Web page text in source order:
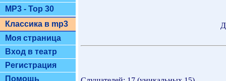
MP3 - Top 30
Классика в mp3
Моя страница
Вход в театр
Регистрация
Помощь